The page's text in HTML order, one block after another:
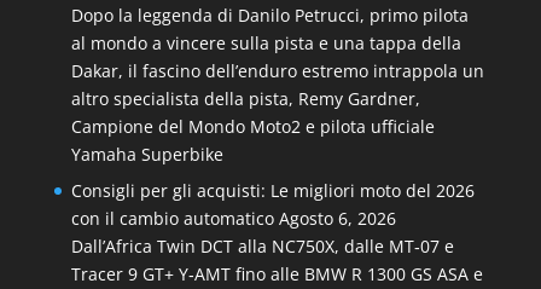
Dopo la leggenda di Danilo Petrucci, primo pilota
al mondo a vincere sulla pista e una tappa della
Dakar, il fascino dell’enduro estremo intrappola un
altro specialista della pista, Remy Gardner,
Campione del Mondo Moto2 e pilota ufficiale
Yamaha Superbike
Consigli per gli acquisti: Le migliori moto del 2026
con il cambio automatico Agosto 6, 2026
Dall’Africa Twin DCT alla NC750X, dalle MT‑07 e
Tracer 9 GT+ Y‑AMT fino alle BMW R 1300 GS ASA e